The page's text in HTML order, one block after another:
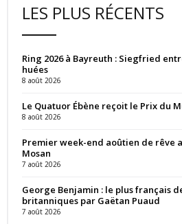
LES PLUS RÉCENTS
Ring 2026 à Bayreuth : Siegfried
huées
8 août 2026
Le Quatuor Ébène reçoit le Prix du
8 août 2026
Premier week-end aoûtien de rêve
Mosan
7 août 2026
George Benjamin : le plus français
britanniques par Gaëtan Puaud
7 août 2026